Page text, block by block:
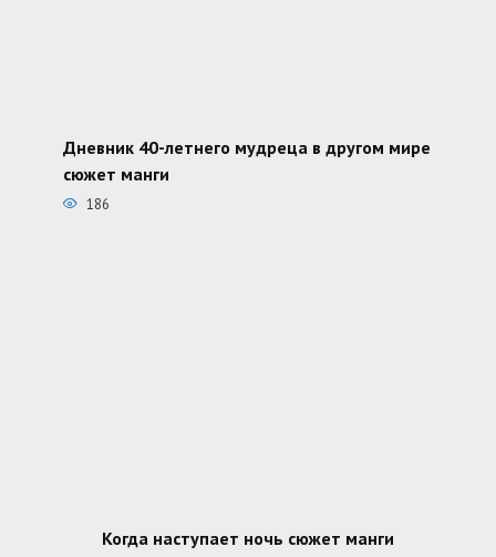
Дневник 40-летнего мудреца в другом мире
сюжет манги
186
Когда наступает ночь сюжет манги